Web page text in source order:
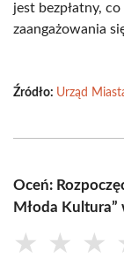
jest bezpłatny,
zaangażowania
Źródło: Urząd
Oceń:
Młoda Kultura”
★ ★ ★